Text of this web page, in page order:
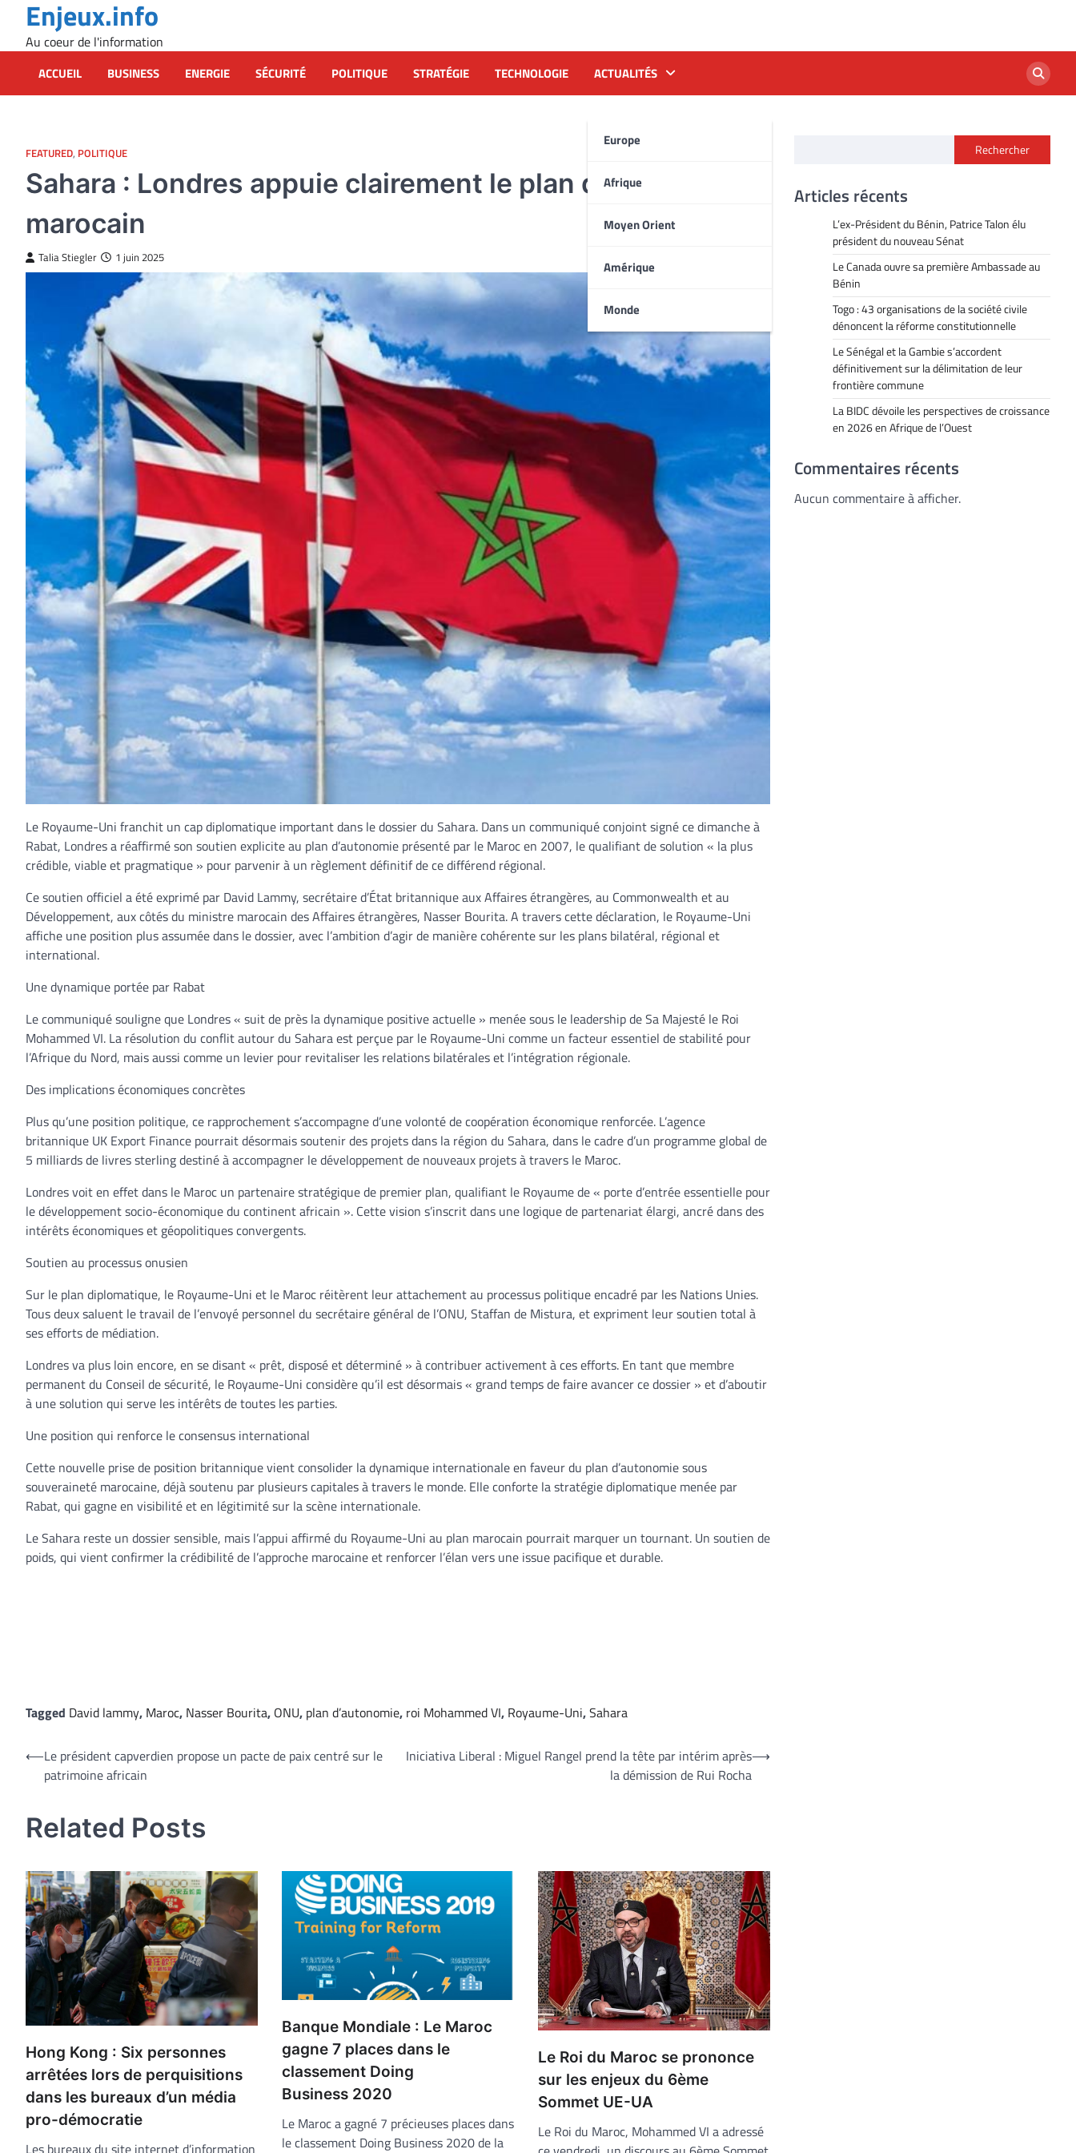
content
Enjeux.info
Au coeur de l'information
ACCUEIL BUSINESS ENERGIE SÉCURITÉ POLITIQUE STRATÉGIE TECHNOLOGIE ACTUALITÉS
Europe
Afrique
Moyen Orient
Amérique
Monde
FEATURED, POLITIQUE
Sahara : Londres appuie clairement le plan d’autonomie
marocain
Talia Stiegler 1 juin 2025
Le Royaume-Uni franchit un cap diplomatique important dans le dossier du Sahara. Dans un communiqué conjoint signé ce dimanche à
Rabat, Londres a réaffirmé son soutien explicite au plan d’autonomie présenté par le Maroc en 2007, le qualifiant de solution « la plus
crédible, viable et pragmatique » pour parvenir à un règlement définitif de ce différend régional.
Ce soutien officiel a été exprimé par David Lammy, secrétaire d’État britannique aux Affaires étrangères, au Commonwealth et au
Développement, aux côtés du ministre marocain des Affaires étrangères, Nasser Bourita. A travers cette déclaration, le Royaume-Uni
affiche une position plus assumée dans le dossier, avec l’ambition d’agir de manière cohérente sur les plans bilatéral, régional et
international.
Une dynamique portée par Rabat
Le communiqué souligne que Londres « suit de près la dynamique positive actuelle » menée sous le leadership de Sa Majesté le Roi
Mohammed VI. La résolution du conflit autour du Sahara est perçue par le Royaume-Uni comme un facteur essentiel de stabilité pour
l’Afrique du Nord, mais aussi comme un levier pour revitaliser les relations bilatérales et l’intégration régionale.
Des implications économiques concrètes
Plus qu’une position politique, ce rapprochement s’accompagne d’une volonté de coopération économique renforcée. L’agence
britannique UK Export Finance pourrait désormais soutenir des projets dans la région du Sahara, dans le cadre d’un programme global de
5 milliards de livres sterling destiné à accompagner le développement de nouveaux projets à travers le Maroc.
Londres voit en effet dans le Maroc un partenaire stratégique de premier plan, qualifiant le Royaume de « porte d’entrée essentielle pour
le développement socio-économique du continent africain ». Cette vision s’inscrit dans une logique de partenariat élargi, ancré dans des
intérêts économiques et géopolitiques convergents.
Soutien au processus onusien
Sur le plan diplomatique, le Royaume-Uni et le Maroc réitèrent leur attachement au processus politique encadré par les Nations Unies.
Tous deux saluent le travail de l’envoyé personnel du secrétaire général de l’ONU, Staffan de Mistura, et expriment leur soutien total à
ses efforts de médiation.
Londres va plus loin encore, en se disant « prêt, disposé et déterminé » à contribuer activement à ces efforts. En tant que membre
permanent du Conseil de sécurité, le Royaume-Uni considère qu’il est désormais « grand temps de faire avancer ce dossier » et d’aboutir
à une solution qui serve les intérêts de toutes les parties.
Une position qui renforce le consensus international
Cette nouvelle prise de position britannique vient consolider la dynamique internationale en faveur du plan d’autonomie sous
souveraineté marocaine, déjà soutenu par plusieurs capitales à travers le monde. Elle conforte la stratégie diplomatique menée par
Rabat, qui gagne en visibilité et en légitimité sur la scène internationale.
Le Sahara reste un dossier sensible, mais l’appui affirmé du Royaume-Uni au plan marocain pourrait marquer un tournant. Un soutien de
poids, qui vient confirmer la crédibilité de l’approche marocaine et renforcer l’élan vers une issue pacifique et durable.
Tagged David lammy, Maroc, Nasser Bourita, ONU, plan d’autonomie, roi Mohammed VI, Royaume-Uni,Sahara
Navigation
⟵Le président capverdien propose un pacte de paix centré sur le
patrimoine africain
Iniciativa Liberal : Miguel Rangel prend la tête par intérim après
la démission de Rui Rocha
⟶
Related Posts
Hong Kong : Six personnes
arrêtées lors de perquisitions
dans les bureaux d’un média
pro-démocratie
Les bureaux du site internet d’information
Banque Mondiale : Le Maroc
gagne 7 places dans le
classement Doing
Business 2020
Le Maroc a gagné 7 précieuses places dans
le classement Doing Business 2020 de la
Le Roi du Maroc se prononce
sur les enjeux du 6ème
Sommet UE-UA
Le Roi du Maroc, Mohammed VI a adressé
Rechercher
Articles récents
L’ex-Président du Bénin, Patrice Talon élu
président du nouveau Sénat
Le Canada ouvre sa première Ambassade au
Bénin
Togo : 43 organisations de la société civile
dénoncent la réforme constitutionnelle
Le Sénégal et la Gambie s’accordent
définitivement sur la délimitation de leur
frontière commune
La BIDC dévoile les perspectives de croissance
en 2026 en Afrique de l’Ouest
Commentaires récents
Aucun commentaire à afficher.